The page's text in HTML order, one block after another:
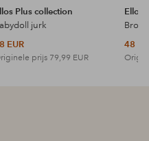
Plus collection
jurk
EUR
prijs 79,99 EUR
Ellos
48